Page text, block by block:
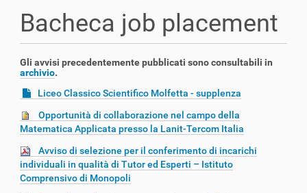
v
a
z
o
n
e
Bacheca job placement
Gli avvisi precedentemente pubblicati sono consultabili in
archivio.
Liceo Classico Scientifico Molfetta - supplenza
Opportunità di collaborazione nel campo della
Matematica Applicata presso la Lanit-Tercom Italia
Avviso di selezione per il conferimento di incarichi
individuali in qualità di Tutor ed Esperti – Istituto
Comprensivo di Monopoli